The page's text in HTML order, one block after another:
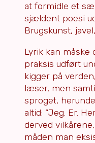
at formidle et
sjældent poesi
Brugskunst,
Lyrik kan måske
praksis udført
kigger på
læser, men
sproget,
altid: “Jeg. Er.
derved
måden man